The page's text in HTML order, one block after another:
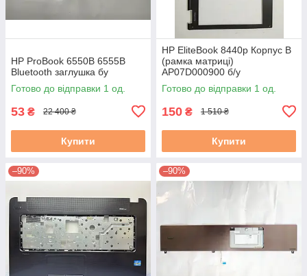
HP ProBook 6550B 6555B
Bluetooth заглушка бу
Готово до відправки 1 од.
53 ₴ 22 400 ₴
Купити
HP EliteBook 8440p Корпус B
(рамка матриці)
AP07D000900 б/у
Готово до відправки 1 од.
150 ₴ 1 510 ₴
Купити
–90% –90%